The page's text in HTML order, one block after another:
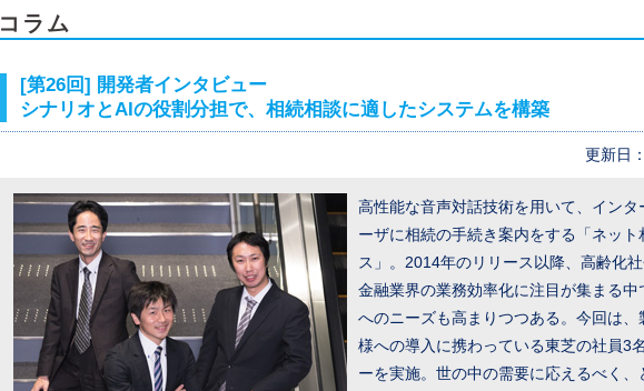
コラム
[第26回] 開発者インタビュー
シナリオとAIの役割分担で、相続相談に適したシステムを構築
更新日
高性能な音声対話技術を用いて、インタ
ーザに相続の手続き案内をする「ネット
ス」。2014年のリリース以降、高齢化社
金融業界の業務効率化に注目が集まる中
へのニーズも高まりつつある。今回は、
様への導入に携わっている東芝の社員3
ーを実施。世の中の需要に応えるべく、